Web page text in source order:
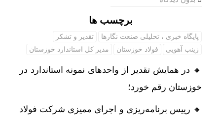
برچسب ها
پایگاه خبری ، تحلیلی صنعت نگارها
تقدیر و تشکر
زینب آهویی
فولاد خوزستان مدیر کل استاندارد خوزستان
🔸 در همایش تقدیر از واحد‌های نمونه استاندارد در
خوزستان رقم خورد؛
🔸 رییس برنامه‌ریزی و اجرای ممیزی شرکت فولاد